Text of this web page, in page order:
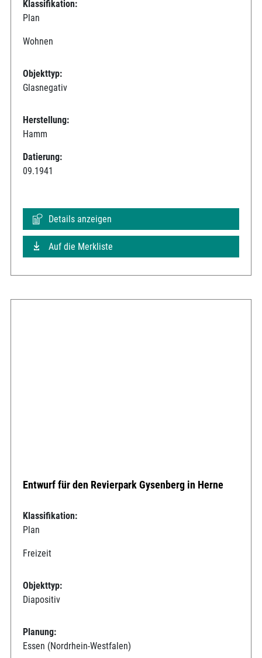
Klassifikation:
Plan
Wohnen
Objekttyp:
Glasnegativ
Herstellung:
Hamm
Datierung:
09.1941
Details anzeigen
Auf die Merkliste
Entwurf für den Revierpark Gysenberg in Herne
Klassifikation:
Plan
Freizeit
Objekttyp:
Diapositiv
Planung:
Essen (Nordrhein-Westfalen)